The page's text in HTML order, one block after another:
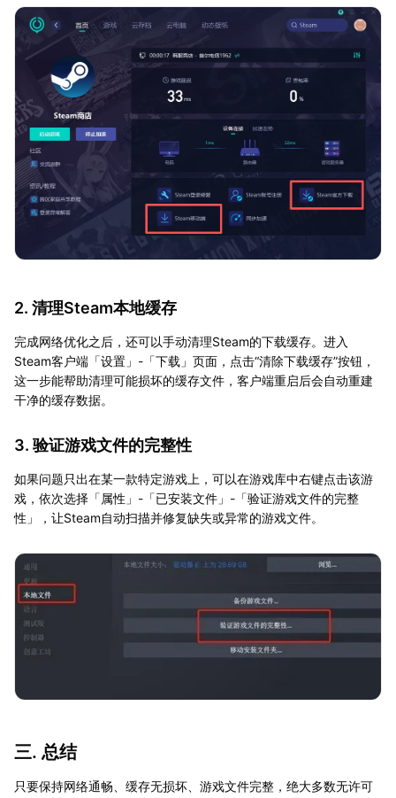
2. 清理Steam本地缓存
完成网络优化之后，还可以手动清理Steam的下载缓存。进入
Steam客户端「设置」-「下载」页面，点击“清除下载缓存”按钮，
这一步能帮助清理可能损坏的缓存文件，客户端重启后会自动重建
干净的缓存数据。
3. 验证游戏文件的完整性
如果问题只出在某一款特定游戏上，可以在游戏库中右键点击该游
戏，依次选择「属性」-「已安装文件」-「验证游戏文件的完整
性」，让Steam自动扫描并修复缺失或异常的游戏文件。
三. 总结
只要保持网络通畅、缓存无损坏、游戏文件完整，绝大多数无许可